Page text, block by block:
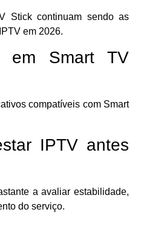
Stick continuam sendo as
em 2026.
em Smart TV
compatíveis com Smart
IPTV antes
a avaliar estabilidade,
do serviço.